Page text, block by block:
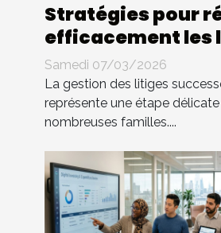
Stratégies pour
efficacement les
successoraux
Samedi 07/03/2026
La gestion des litiges
représente une étape
nombreuses familles....